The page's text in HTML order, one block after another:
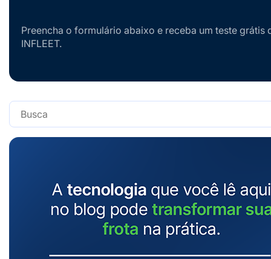
Preencha o formulário abaixo e receba um teste grátis
INFLEET.